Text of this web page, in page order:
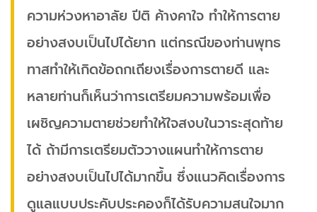
ความห่วงหาอาลัย ปีติ ค้างคาใจ ทำให้การตาย
อย่างสงบเป็นไปได้ยาก แต่กรณีของท่านพุทธ
ทาสทำให้เกิดข้อถกเถียงเรื่องการตายดี และ
หลายท่านก็เห็นว่าการเตรียมความพร้อมเพื่อ
เผชิญความตายช่วยทำให้ใจสงบในวาระสุดท้าย
ได้ ถ้ามีการเตรียมตัววางแผนทำให้การตาย
อย่างสงบเป็นไปได้มากขึ้น ซึ่งแนวคิดเรื่องการ
ดูแลแบบประคับประคองก็ได้รับความสนใจมาก